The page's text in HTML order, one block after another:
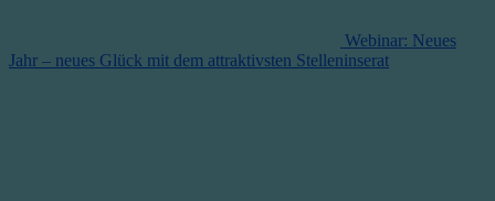
Webinar: Neues
Jahr – neues Glück mit dem attraktivsten Stelleninserat